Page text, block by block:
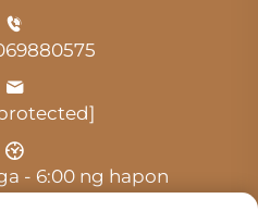
- 6:00 ng hapon